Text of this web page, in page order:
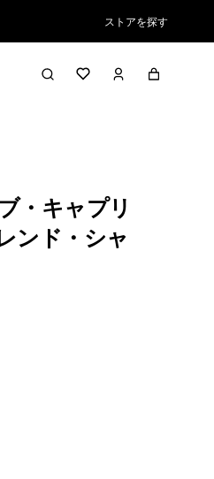
ストアを探す
・キャプリ
ンド・シャ